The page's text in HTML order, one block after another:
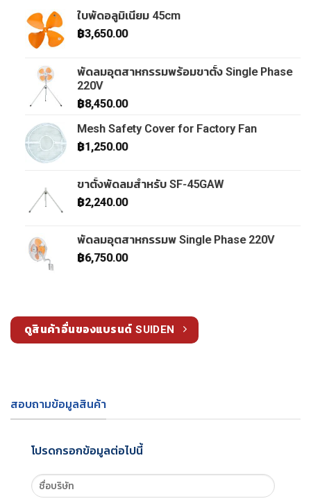
ใบพัดอลูมิเนียม 45cm
฿3,650.00
พัดลมอุตสาหกรรมพร้อมขาตั้ง Single Phase
220V
฿8,450.00
Mesh Safety Cover for Factory Fan
฿1,250.00
ขาตั้งพัดลมสำหรับ SF-45GAW
฿2,240.00
พัดลมอุตสาหกรรมพ Single Phase 220V
฿6,750.00
ดูสินค้าอื่นของแบรนด์ SUIDEN
สอบถามข้อมูลสินค้า
โปรดกรอกข้อมูลต่อไปนี้